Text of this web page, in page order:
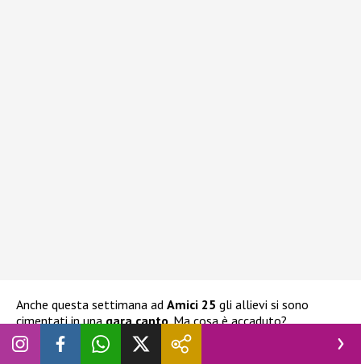
Anche questa settimana ad Amici 25 gli allievi si sono
cimentati in unagara canto. Ma cosa è accaduto?
Ecco la classifica: